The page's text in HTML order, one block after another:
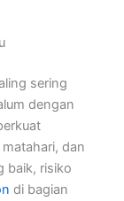
sering
dengan
dan
baik, risiko
di bagian